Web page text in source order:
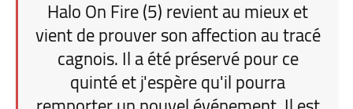
Halo On Fire (5) revient au mieux et
vient de prouver son affection au tracé
cagnois. Il a été préservé pour ce
quinté et j'espère qu'il pourra